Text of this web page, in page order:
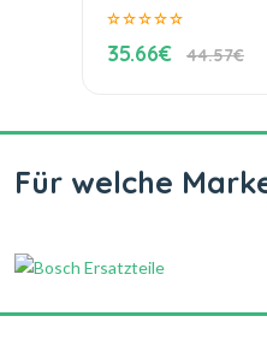
35.66€ 44.57€
Für welche